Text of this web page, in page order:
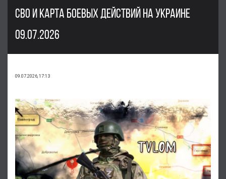
СВО И КАРТА БОЕВЫХ ДЕЙСТВИЙ НА УКРАИНЕ
09.07.2026
09.07.2026, 17:13